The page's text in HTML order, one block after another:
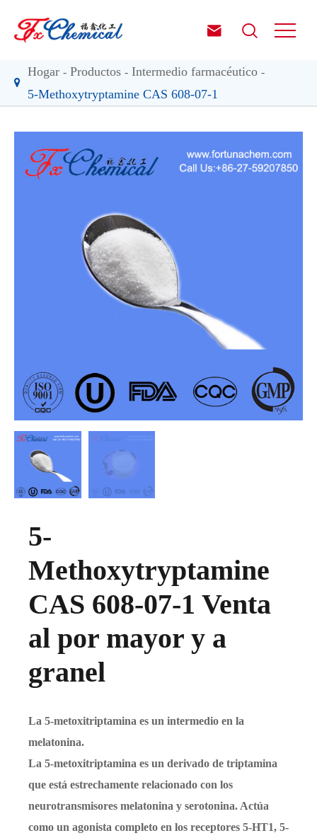
 
Hogar Productos
Intermedio farmacéutico
5-Methoxytryptamine CAS 608-07-1
5-
Methoxytryptamine
CAS 608-07-1 Venta
al por mayor y a
granel
La 5-metoxitriptamina es un intermedio en la
melatonina.
La 5-metoxitriptamina es un derivado de triptamina
que está estrechamente relacionado con los
neurotransmisores melatonina y serotonina. Actúa
como un agonista completo en los receptores 5-HT1, 5-